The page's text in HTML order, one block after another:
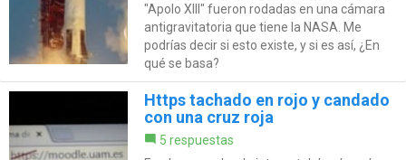
"Apolo XIII" fueron rodadas en una cámara
antigravitatoria que tiene la NASA. Me
podrías decir si esto existe, y si es así, ¿En
qué se basa?
Https tachado en rojo y candado
con una cruz roja
5 respuestas